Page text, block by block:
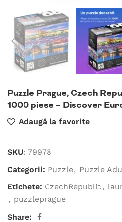
Puzzle Prague, Czech
1000 piese – Discover
Adaugă la favorite
SKU: 79978
Categorii: Puzzle, Puzzle
Etichete: CzechRepublic ,
, puzzleprague
Share: